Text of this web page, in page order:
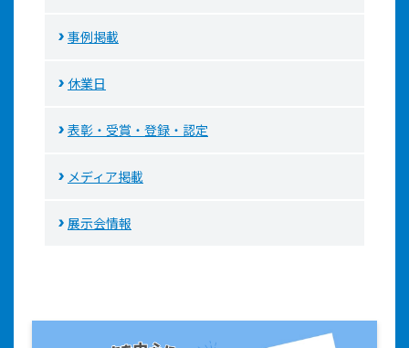
事例掲載
休業日
表彰・受賞・登録・認定
メディア掲載
展示会情報